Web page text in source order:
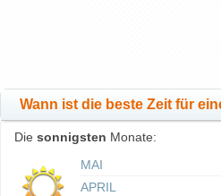
Wann ist die beste Zeit für
Die sonnigsten Monate:
MAI
APRIL